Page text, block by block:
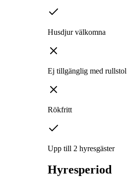
Husdjur välkomna
Ej tillgänglig med rullstol
Rökfritt
Upp till 2 hyresgäster
Hyresperiod